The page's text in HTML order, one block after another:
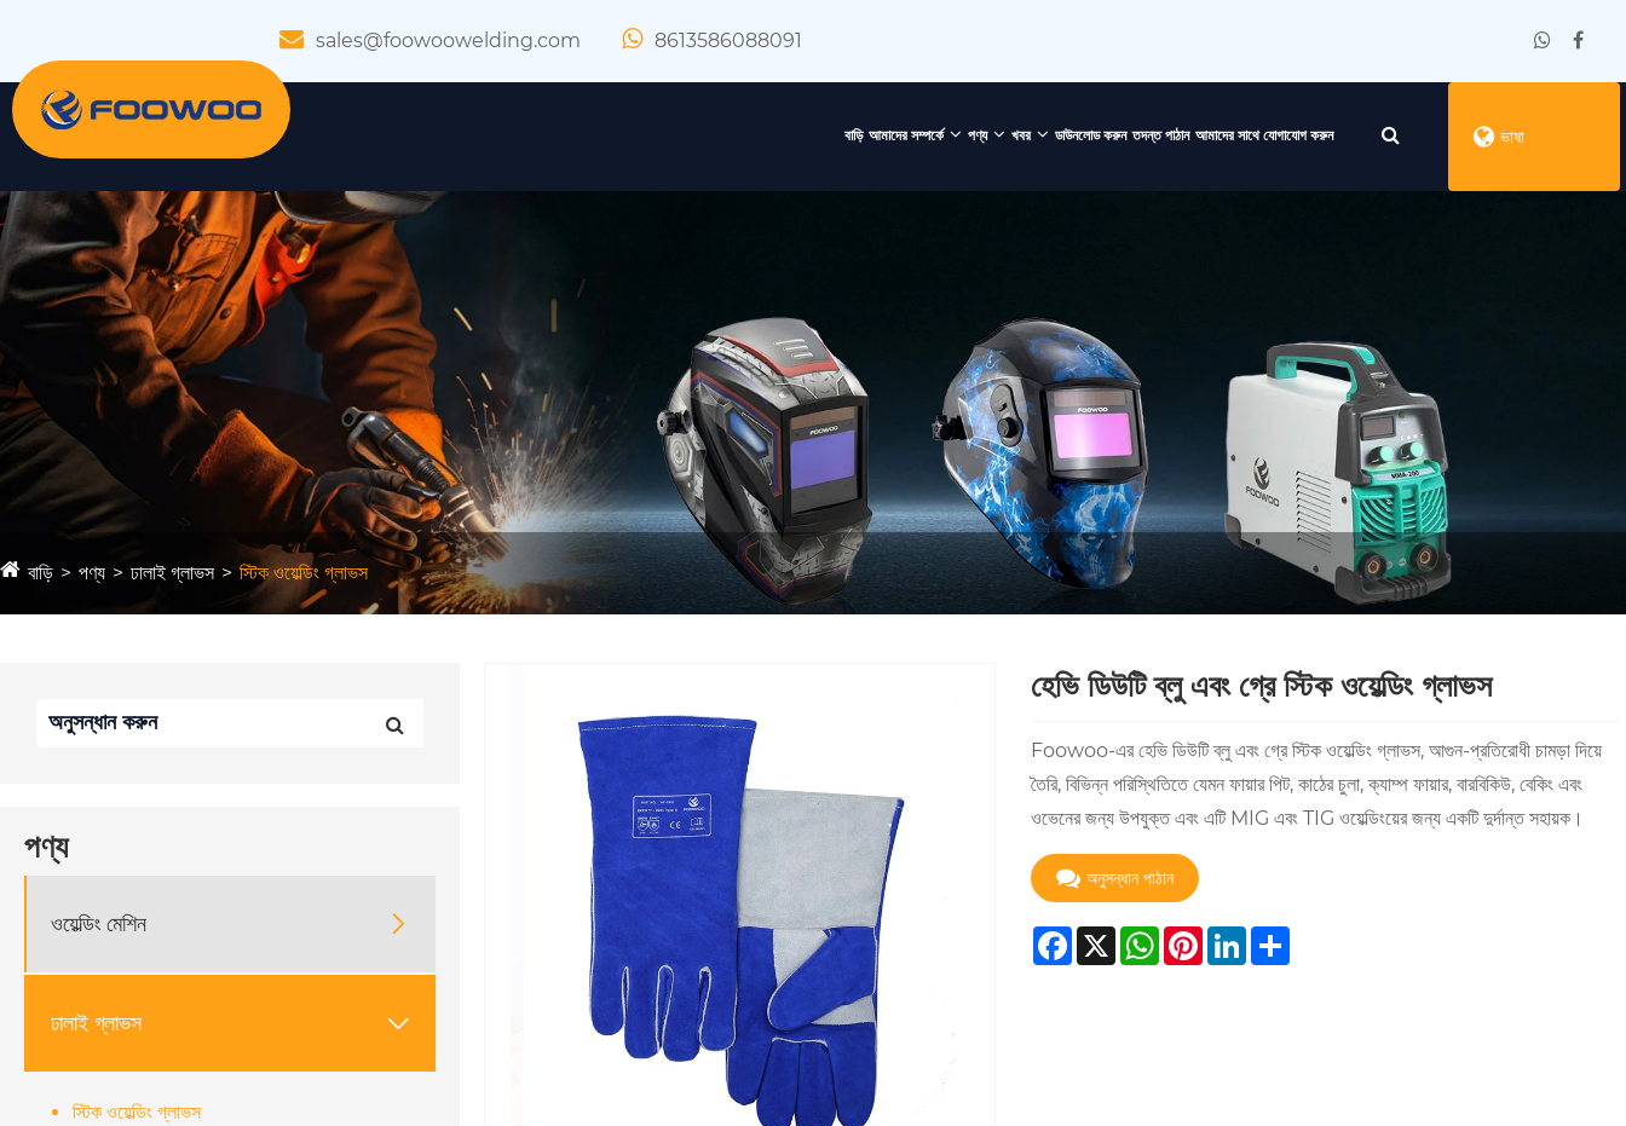
sales@foowoowelding.com 8613586088091
বাড়ি আমাদের সম্পর্কে পণ্য খবর ডাউনলোড করুন তদন্ত পাঠান আমাদের সাথে যোগাযোগ করুন ভাষা
বাড়ি পণ্য ঢালাই গ্লাভস স্টিক ওয়েল্ডিং গ্লাভস
পণ্য
ওয়েল্ডিং মেশিন 
ঢালাই গ্লাভস 
স্টিক ওয়েল্ডিং গ্লাভস
হেভি ডিউটি ​​ব্লু এবং গ্রে স্টিক ওয়েল্ডিং গ্লাভস
Foowoo-এর হেভি ডিউটি ​​ব্লু এবং গ্রে স্টিক ওয়েল্ডিং গ্লাভস, আগুন-প্রতিরোধী চামড়া দিয়ে
তৈরি, বিভিন্ন পরিস্থিতিতে যেমন ফায়ার পিট, কাঠের চুলা, ক্যাম্প ফায়ার, বারবিকিউ, বেকিং এবং
ওভেনের জন্য উপযুক্ত এবং এটি MIG এবং TIG ওয়েল্ডিংয়ের জন্য একটি দুর্দান্ত সহায়ক।
অনুসন্ধান পাঠান
Facebook
X WhatsApp
Pinterest
LinkedIn
Share